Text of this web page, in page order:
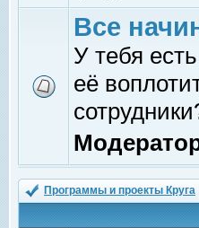
Все
У тебя
её
Программы и проекты Круга